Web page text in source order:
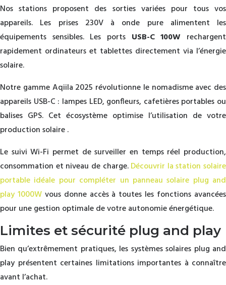
Nos stations proposent des sorties variées pour tous vos
appareils. Les prises 230V à onde pure alimentent les
équipements sensibles. Les ports USB-C 100W rechargent
rapidement ordinateurs et tablettes directement via l’énergie
solaire.
Notre gamme Aqiila 2025 révolutionne le nomadisme avec des
appareils USB-C : lampes LED, gonfleurs, cafetières portables ou
balises GPS. Cet écosystème optimise l’utilisation de votre
production solaire .
Le suivi Wi-Fi permet de surveiller en temps réel production,
consommation et niveau de charge.Découvrir la station solaire
portable idéale pour compléter un panneau solaire plug and
play 1000Wvous donne accès à toutes les fonctions avancées
pour une gestion optimale de votre autonomie énergétique.
Limites et sécurité plug and play
Bien qu’extrêmement pratiques, les systèmes solaires plug and
play présentent certaines limitations importantes à connaître
avant l’achat.